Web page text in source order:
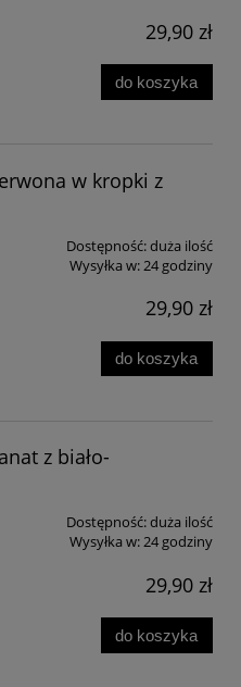
29,90 zł
do koszyka
w kropki z
Dostępność:duża ilość
Wysyłka w:24 godziny
29,90 zł
do koszyka
z biało-
Dostępność:duża ilość
Wysyłka w:24 godziny
29,90 zł
do koszyka